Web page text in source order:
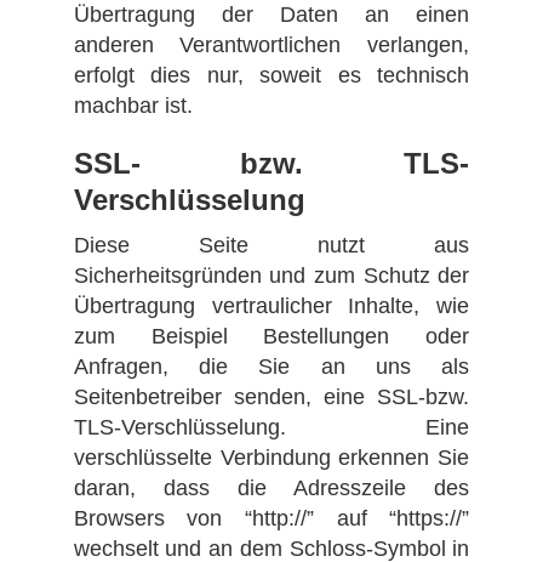
Übertragung der Daten an einen
anderen Verantwortlichen verlangen,
erfolgt dies nur, soweit es technisch
machbar ist.
SSL- bzw. TLS-
Verschlüsselung
Diese Seite nutzt aus
Sicherheitsgründen und zum Schutz der
Übertragung vertraulicher Inhalte, wie
zum Beispiel Bestellungen oder
Anfragen, die Sie an uns als
Seitenbetreiber senden, eine SSL-bzw.
TLS-Verschlüsselung. Eine
verschlüsselte Verbindung erkennen Sie
daran, dass die Adresszeile des
Browsers von “http://” auf “https://”
wechselt und an dem Schloss-Symbol in